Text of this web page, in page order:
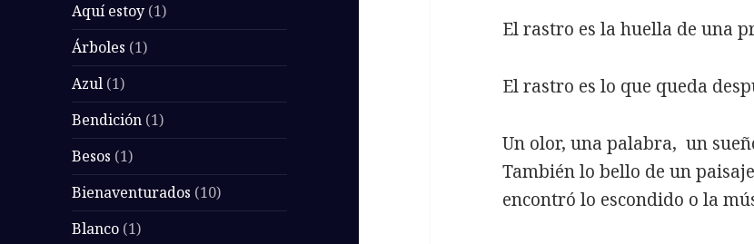
Aquí estoy (1)
Árboles (1)
Azul (1)
Bendición (1)
Besos (1)
Bienaventurados (10)
Blanco (1)
El rastro es la huella de una
El rastro es lo que queda
Un olor, una palabra, un
También lo bello de un
encontró lo escondido o la